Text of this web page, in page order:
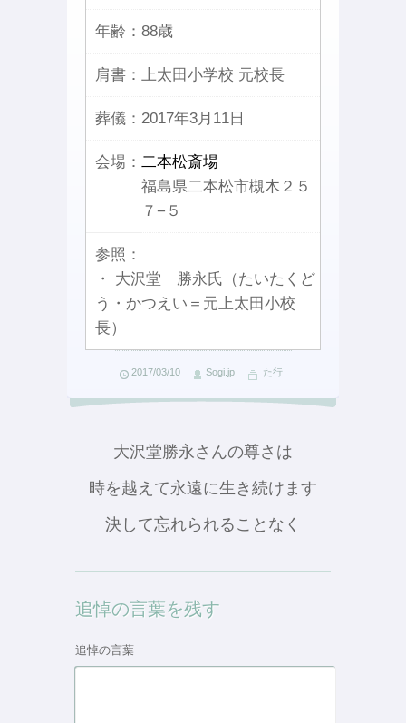
年齢： 88歳
肩書： 上太田小学校 元校長
葬儀： 2017年3月11日
会場： 二本松斎場
福島県二本松市槻木２５
７−５
参照：
・ 大沢堂 勝永氏（たいたくど
う・かつえい＝元上太田小校
長）
2017/03/10 Sogi.jp た行
大沢堂勝永さんの尊さは
時を越えて永遠に生き続けます
決して忘れられることなく
追悼の言葉を残す
追悼の言葉